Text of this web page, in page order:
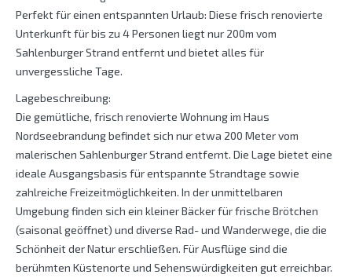
Perfekt für einen entspannten Urlaub: Diese frisch renovierte
Unterkunft für bis zu 4 Personen liegt nur 200m vom
Sahlenburger Strand entfernt und bietet alles für
unvergessliche Tage.
Lagebeschreibung:
Die gemütliche, frisch renovierte Wohnung im Haus
Nordseebrandung befindet sich nur etwa 200 Meter vom
malerischen Sahlenburger Strand entfernt. Die Lage bietet eine
ideale Ausgangsbasis für entspannte Strandtage sowie
zahlreiche Freizeitmöglichkeiten. In der unmittelbaren
Umgebung finden sich ein kleiner Bäcker für frische Brötchen
(saisonal geöffnet) und diverse Rad- und Wanderwege, die die
Schönheit der Natur erschließen. Für Ausflüge sind die
berühmten Küstenorte und Sehenswürdigkeiten gut erreichbar.